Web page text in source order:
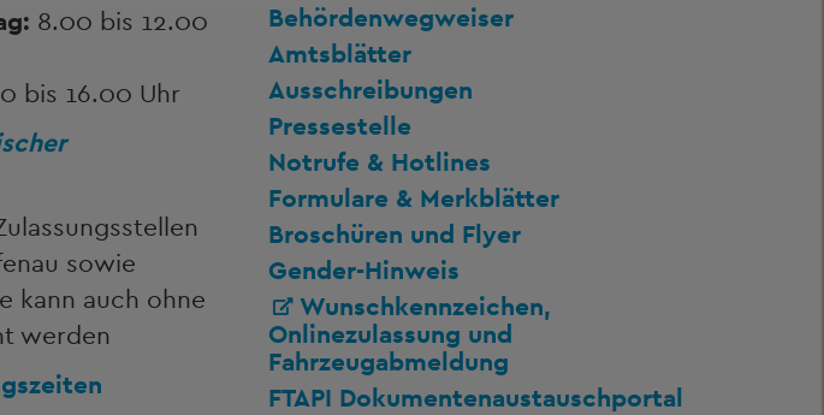
8.00 bis 12.00
bis 16.00 Uhr
sowie
kann auch ohne
werden
Behördenwegweiser
Amtsblätter
Ausschreibungen
Pressestelle
Notrufe & Hotlines
Formulare & Merkblätter
Broschüren und Flyer
Gender-Hinweis
Wunschkennzeichen,
Onlinezulassung und
Fahrzeugabmeldung
FTAPI Dokumentenaustauschportal